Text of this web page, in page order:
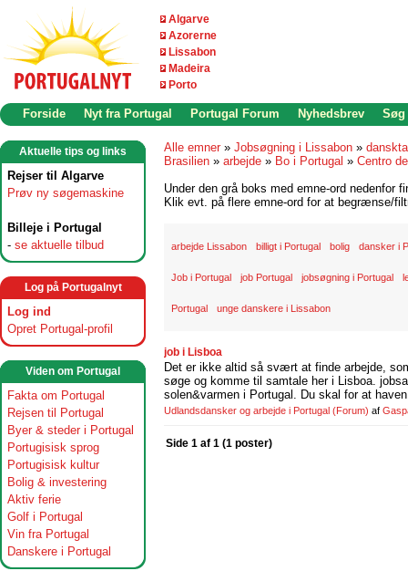
Algarve
Azorerne
Lissabon
Madeira
Porto
Forside Nyt fra Portugal Portugal Forum Nyhedsbrev Søg
Aktuelle tips og links
Rejser til Algarve
Prøv ny søgemaskine
Billeje i Portugal
- se aktuelle tilbud
Log på Portugalnyt
Log ind
Opret Portugal-profil
Viden om Portugal
Fakta om Portugal
Rejsen til Portugal
Byer & steder i Portugal
Portugisisk sprog
Portugisisk kultur
Bolig & investering
Aktiv ferie
Golf i Portugal
Vin fra Portugal
Danskere i Portugal
Alle emner » Jobsøgning i Lissabon »
Brasilien » arbejde » Bo i Portugal » Centro
Under den grå boks med emne-ord nedenfor
Klik evt. på flere emne-ord for at begrænse/
arbejde Lissabon billigt i Portugal bolig dansker i
Job i Portugal job Portugal jobsøgning i Portugal
Portugal unge danskere i Lissabon
job i Lisboa
Det er ikke altid så svært at finde arbejde,
søge og komme til samtale her i Lisboa.
solen&varmen i Portugal. Du skal for at
Udlandsdansker og arbejde i Portugal (Forum) af
Side 1 af 1 (1 poster)